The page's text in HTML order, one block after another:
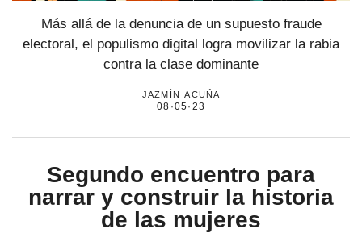
Más allá de la denuncia de un supuesto fraude
electoral, el populismo digital logra movilizar la rabia
contra la clase dominante
jazmín acuña
08·05·23
Segundo encuentro para
narrar y construir la historia
de las mujeres